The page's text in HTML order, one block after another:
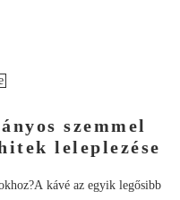
szemmel
leleplezése
kávé az egyik legősibb